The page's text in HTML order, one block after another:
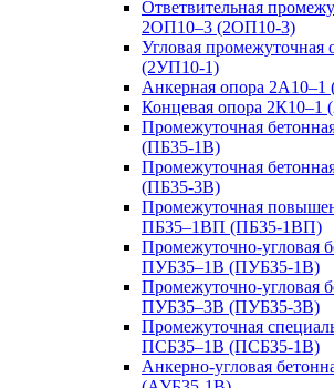
Ответвительная
2ОП10–3 (2ОП10-3)
Угловая промежуточная
(2УП10-1)
Анкерная опора 2А10–1
Концевая опора 2К10–1
Промежуточная
(ПБ35-1В)
Промежуточная
(ПБ35-3В)
Промежуточная
ПБ35–1ВП (ПБ35-1ВП)
Промежуточно-угловая
ПУБ35–1В (ПУБ35-1В)
Промежуточно-угловая
ПУБ35–3В (ПУБ35-3В)
Промежуточная
ПСБ35–1В (ПСБ35-1В)
Анкерно-угловая